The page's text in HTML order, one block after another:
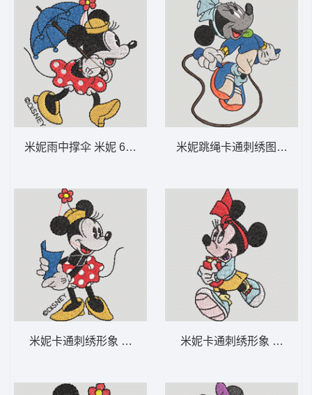
米妮雨中撑伞 米妮 60-DST格式
米妮卡通刺绣形象 米妮 59-DST格式
米妮跳绳卡通刺绣图案 米
米妮卡通刺绣形象 米妮